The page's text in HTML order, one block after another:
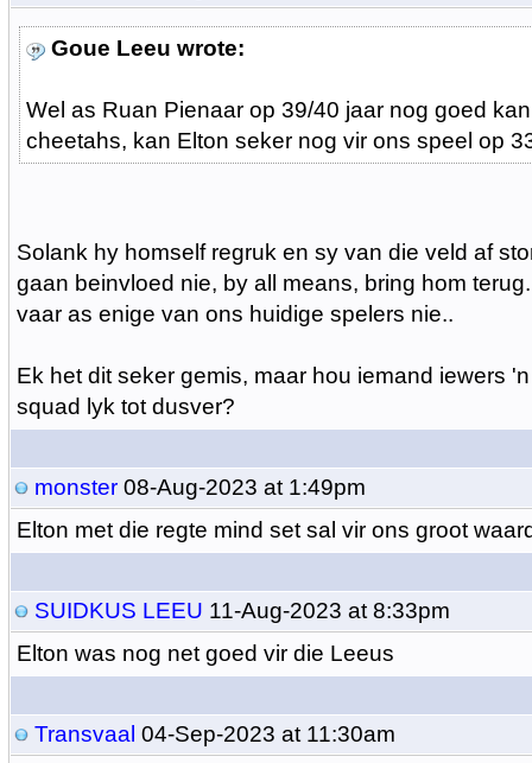
Goue Leeu wrote:
Wel as Ruan Pienaar op 39/40 jaar nog goed
cheetahs, kan Elton seker nog vir ons speel op
Solank hy homself regruk en sy van die veld af
gaan beinvloed nie, by all means, bring hom
vaar as enige van ons huidige spelers nie..
Ek het dit seker gemis, maar hou iemand iewers
squad lyk tot dusver?
monster08-Aug-2023 at 1:49pm
Elton met die regte mind set sal vir ons groot
SUIDKUS LEEU 11-Aug-2023 at 8:33pm
Elton was nog net goed vir die Leeus
Transvaal 04-Sep-2023 at 11:30am